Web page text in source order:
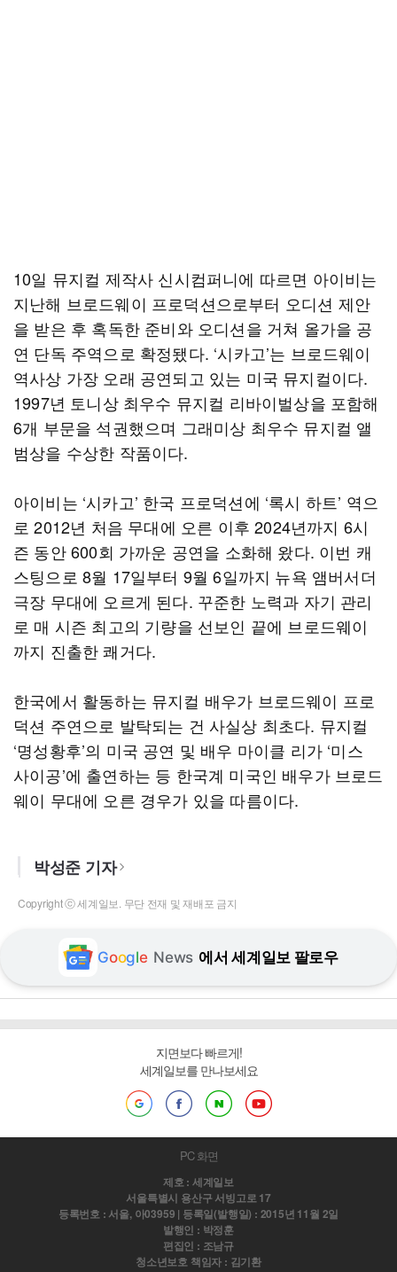
10일 뮤지컬 제작사 신시컴퍼니에 따르면 아이비는
지난해 브로드웨이 프로덕션으로부터 오디션 제안
을 받은 후 혹독한 준비와 오디션을 거쳐 올가을 공
연 단독 주역으로 확정됐다. ‘시카고’는 브로드웨이
역사상 가장 오래 공연되고 있는 미국 뮤지컬이다.
1997년 토니상 최우수 뮤지컬 리바이벌상을 포함해
6개 부문을 석권했으며 그래미상 최우수 뮤지컬 앨
범상을 수상한 작품이다.
아이비는 ‘시카고’ 한국 프로덕션에 ‘록시 하트’ 역으
로 2012년 처음 무대에 오른 이후 2024년까지 6시
즌 동안 600회 가까운 공연을 소화해 왔다. 이번 캐
스팅으로 8월 17일부터 9월 6일까지 뉴욕 앰버서더
극장 무대에 오르게 된다. 꾸준한 노력과 자기 관리
로 매 시즌 최고의 기량을 선보인 끝에 브로드웨이
까지 진출한 쾌거다.
한국에서 활동하는 뮤지컬 배우가 브로드웨이 프로
덕션 주연으로 발탁되는 건 사실상 최초다. 뮤지컬
‘명성황후’의 미국 공연 및 배우 마이클 리가 ‘미스
사이공’에 출연하는 등 한국계 미국인 배우가 브로드
웨이 무대에 오른 경우가 있을 따름이다.
박성준 기자
Copyright ⓒ 세계일보. 무단 전재 및 재배포 금지
Google News 에서 세계일보 팔로우
지면보다 빠르게!
세계일보를 만나보세요
PC 화면
제호 : 세계일보
서울특별시 용산구 서빙고로 17
등록번호 : 서울, 아03959 | 등록일(발행일) : 2015년 11월 2일
발행인 : 박정훈
편집인 : 조남규
청소년보호 책임자 : 김기환